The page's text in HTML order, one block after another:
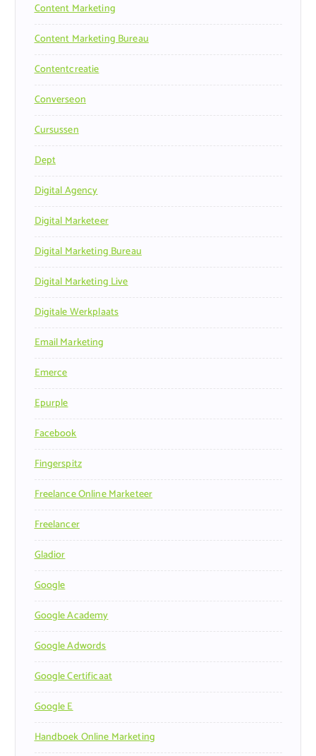
Content Marketing
Content Marketing Bureau
Contentcreatie
Converseon
Cursussen
Dept
Digital Agency
Digital Marketeer
Digital Marketing Bureau
Digital Marketing Live
Digitale Werkplaats
Email Marketing
Emerce
Epurple
Facebook
Fingerspitz
Freelance Online Marketeer
Freelancer
Gladior
Google
Google Academy
Google Adwords
Google Certificaat
Google E
Handboek Online Marketing